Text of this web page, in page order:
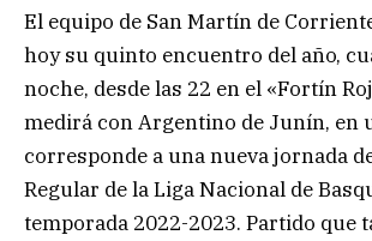
El equipo de San Martín de
hoy su quinto encuentro del año,
noche, desde las 22 en el «Fortín
medirá con Argentino de Junín, en
corresponde a una nueva jornada
Regular de la Liga Nacional de
temporada 2022-2023. Partido que